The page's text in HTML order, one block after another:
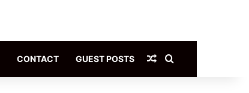
CONTACT GUEST POSTS Article Aléatoire